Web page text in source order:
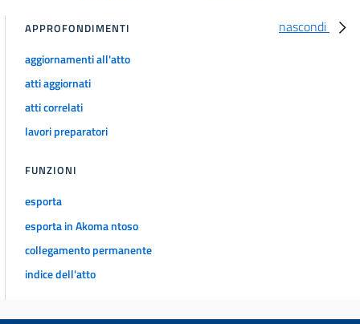
nascondi
APPROFONDIMENTI
aggiornamenti all'atto
atti aggiornati
atti correlati
lavori preparatori
FUNZIONI
esporta
esporta in Akoma ntoso
collegamento permanente
indice dell'atto